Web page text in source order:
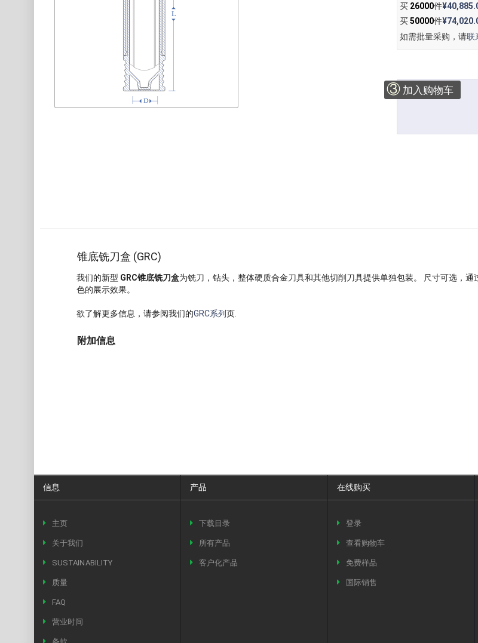
买 26000件
买50000件
如需批量采购，请联
③ 加入购物车
锥底铣刀盒 (GRC)
我们的新型 GRC锥底铣刀盒为铣刀，钻头，整体硬质合金刀具和其他切削刀具提供单独包装。 尺寸可选，
色的展示效果。
欲了解更多信息，请参阅我们的GRC系列页.
附加信息
信息
主页
关于我们
SUSTAINABILITY
质量
FAQ
营业时间
产品
下载目录
所有产品
客户化产品
在线购买
登录
查看购物车
免费样品
国际销售